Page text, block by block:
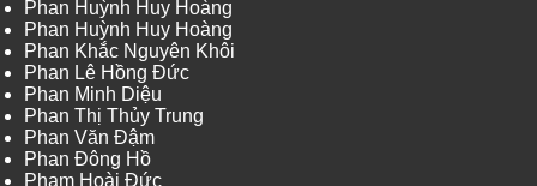
Phan Huỳnh Huy Hoàng
Phan Huỳnh Huy Hoàng
Phan Khắc Nguyên Khôi
Phan Lê Hồng Đức
Phan Minh Diệu
Phan Thị Thủy Trung
Phan Văn Đậm
Phan Đông Hồ
Phạm Hoài Đức